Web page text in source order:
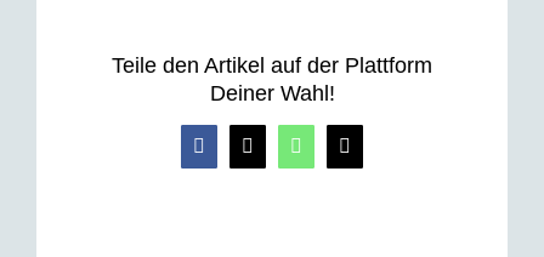
Teile den Artikel auf der Plattform
Deiner Wahl!
Facebook
X WhatsApp
E-
Mail